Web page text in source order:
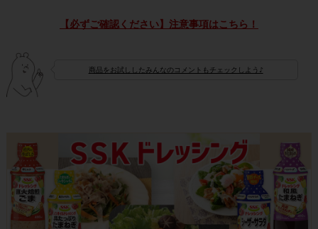
【必ずご確認ください】注意事項はこちら！
商品をお試ししたみんなのコメントもチェックしよう♪